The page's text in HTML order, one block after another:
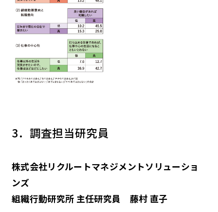
3．調査担当研究員
株式会社リクルートマネジメントソリューショ
ンズ
組織行動研究所 主任研究員 藤村 直子